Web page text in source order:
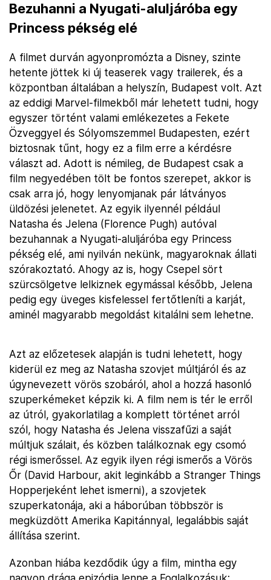
Bezuhanni a Nyugati-aluljáróba egy
Princess pékség elé
A filmet durván agyonpromózta a Disney, szinte
hetente jöttek ki új teaserek vagy trailerek, és a
központban általában a helyszín, Budapest volt. Azt
az eddigi Marvel-filmekből már lehetett tudni, hogy
egyszer történt valami emlékezetes a Fekete
Özveggyel és Sólyomszemmel Budapesten, ezért
biztosnak tűnt, hogy ez a film erre a kérdésre
választ ad. Adott is némileg, de Budapest csak a
film negyedében tölt be fontos szerepet, akkor is
csak arra jó, hogy lenyomjanak pár látványos
üldözési jelenetet. Az egyik ilyennél például
Natasha és Jelena (Florence Pugh) autóval
bezuhannak a Nyugati-aluljáróba egy Princess
pékség elé, ami nyilván nekünk, magyaroknak állati
szórakoztató. Ahogy az is, hogy Csepel sört
szürcsölgetve lelkiznek egymással később, Jelena
pedig egy üveges kisfelessel fertőtleníti a karját,
aminél magyarabb megoldást kitalálni sem lehetne.
Azt az előzetesek alapján is tudni lehetett, hogy
kiderül ez meg az Natasha szovjet múltjáról és az
úgynevezett vörös szobáról, ahol a hozzá hasonló
szuperkémeket képzik ki. A film nem is tér le erről
az útról, gyakorlatilag a komplett történet arról
szól, hogy Natasha és Jelena visszafűzi a saját
múltjuk szálait, és közben találkoznak egy csomó
régi ismerőssel. Az egyik ilyen régi ismerős a Vörös
Őr (David Harbour, akit leginkább a Stranger Things
Hopperjeként lehet ismerni), a szovjetek
szuperkatonája, aki a háborúban többször is
megküzdött Amerika Kapitánnyal, legalábbis saját
állítása szerint.
Azonban hiába kezdődik úgy a film, mintha egy